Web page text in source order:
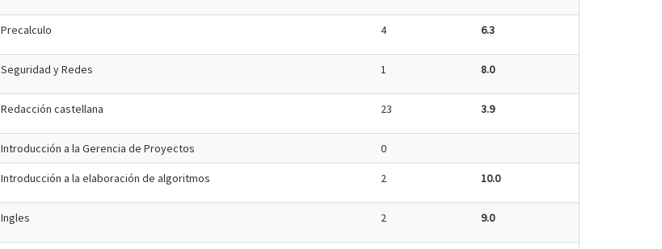
Precalculo 4 6.3
Seguridad y Redes 1 8.0
Redacción castellana 23 3.9
Introducción a la Gerencia de Proyectos 0
Introducción a la elaboración de algoritmos 2 10.0
Ingles 2 9.0